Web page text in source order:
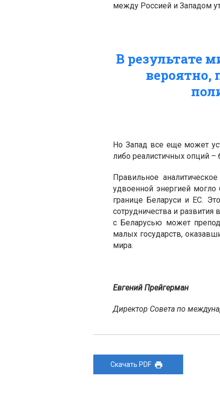
между Россией и Западом
В результате
вероятно,
Но Запад все еще может
либо реалистичных опций –
Правильное
удвоенной энергией
границе Беларуси и ЕС.
сотрудничества и
с Беларусью может
малых государств,
мира.
Евгений Прейгерман
Директор Совета по
Скачать PDF